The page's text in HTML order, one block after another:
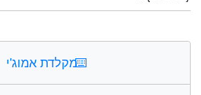
⌨️מקלדת אמוג'י